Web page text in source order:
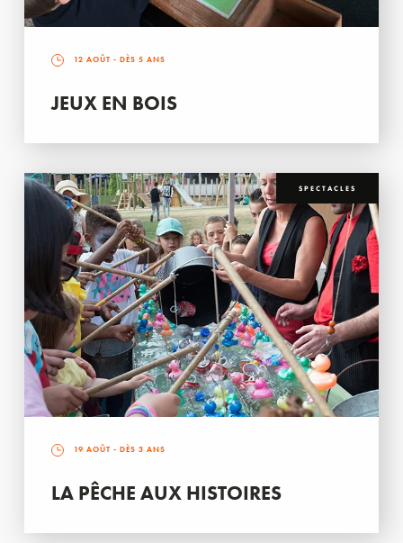
12 AOÛT - DÈS 5 ANS
JEUX EN BOIS
SPECTACLES
19 AOÛT - DÈS 3 ANS
LA PÊCHE AUX HISTOIRES